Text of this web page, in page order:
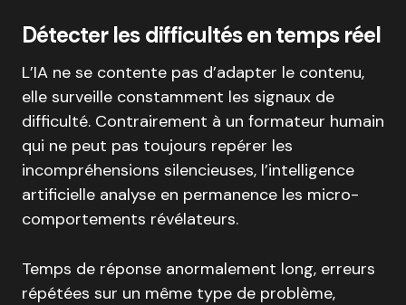
Détecter les difficultés en temps réel
L’IA ne se contente pas d’adapter le contenu,
elle surveille constamment les signaux de
difficulté. Contrairement à un formateur humain
qui ne peut pas toujours repérer les
incompréhensions silencieuses, l’intelligence
artificielle analyse en permanence les micro-
comportements révélateurs.
Temps de réponse anormalement long, erreurs
répétées sur un même type de problème,